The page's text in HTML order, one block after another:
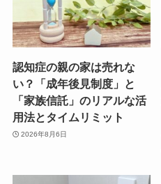
認知症の親の家は売れな
い？「成年後見制度」と
「家族信託」のリアルな活
用法とタイムリミット
2026年8月6日